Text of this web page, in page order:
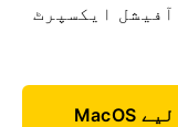
ایکسپرٹ
MacOS کے لیے ExpertOption ایپ حاصل ک